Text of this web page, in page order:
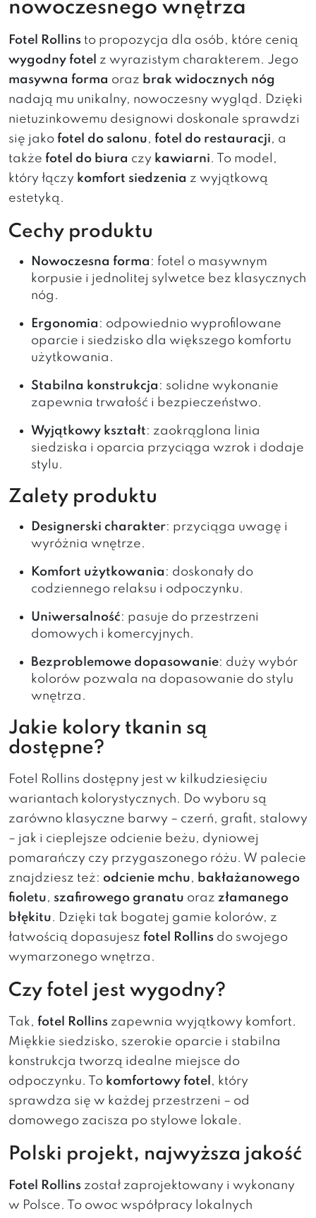
nowoczesnego wnętrza
Fotel Rollins to propozycja dla osób, które cenią
wygodny fotel z wyrazistym charakterem. Jego
masywna forma oraz brak widocznych nóg
nadają mu unikalny, nowoczesny wygląd. Dzięki
nietuzinkowemu designowi doskonale sprawdzi
się jako fotel do salonu, fotel do restauracji, a
także fotel do biura czy kawiarni. To model,
który łączy komfort siedzenia z wyjątkową
estetyką.
Cechy produktu
Nowoczesna forma : fotel o masywnym
korpusie i jednolitej sylwetce bez klasycznych
nóg.
Ergonomia : odpowiednio wyprofilowane
oparcie i siedzisko dla większego komfortu
użytkowania.
Stabilna konstrukcja : solidne wykonanie
zapewnia trwałość i bezpieczeństwo.
Wyjątkowy kształt: zaokrąglona linia
siedziska i oparcia przyciąga wzrok i dodaje
stylu.
Zalety produktu
Designerski charakter: przyciąga uwagę i
wyróżnia wnętrze.
Komfort użytkowania : doskonały do
codziennego relaksu i odpoczynku.
Uniwersalność: pasuje do przestrzeni
domowych i komercyjnych.
Bezproblemowe dopasowanie: duży wybór
kolorów pozwala na dopasowanie do stylu
wnętrza.
Jakie kolory tkanin są
dostępne?
Fotel Rollins dostępny jest w kilkudziesięciu
wariantach kolorystycznych. Do wyboru są
zarówno klasyczne barwy – czerń, grafit, stalowy
– jak i cieplejsze odcienie beżu, dyniowej
pomarańczy czy przygaszonego różu. W palecie
znajdziesz też: odcienie mchu, bakłażanowego
fioletu, szafirowego granatu oraz złamanego
błękitu. Dzięki tak bogatej gamie kolorów, z
łatwością dopasujesz fotel Rollins do swojego
wymarzonego wnętrza.
Czy fotel jest wygodny?
Tak, fotel Rollins zapewnia wyjątkowy komfort.
Miękkie siedzisko, szerokie oparcie i stabilna
konstrukcja tworzą idealne miejsce do
odpoczynku. To komfortowy fotel , który
sprawdza się w każdej przestrzeni – od
domowego zacisza po stylowe lokale.
Polski projekt, najwyższa jakość
Fotel Rollins został zaprojektowany i wykonany
w Polsce. To owoc współpracy lokalnych